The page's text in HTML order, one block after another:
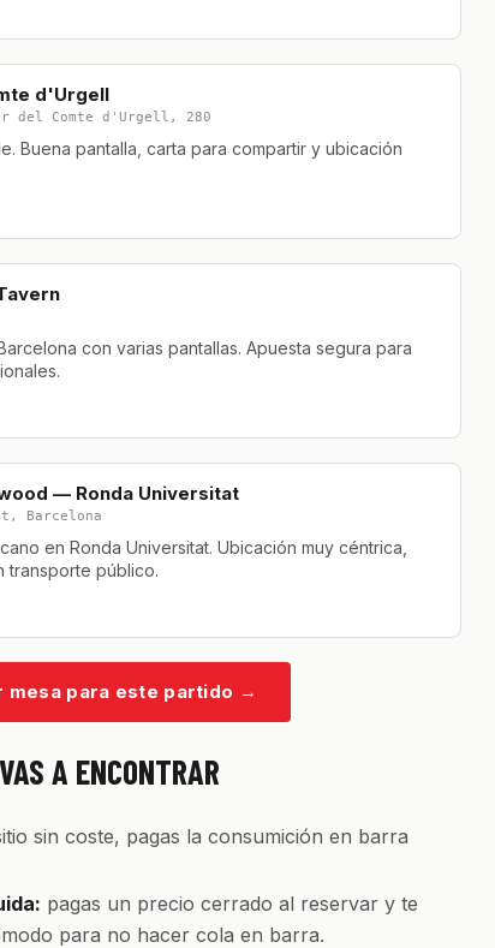
d'Urgell
del Comte d'Urgell, 280
Buena pantalla, carta para compartir y ubicación
con varias pantallas. Apuesta segura para
— Ronda Universitat
Barcelona
en Ronda Universitat. Ubicación muy céntrica,
transporte público.
mesa para este partido →
A ENCONTRAR
sin coste, pagas la consumición en barra
pagas un precio cerrado al reservar y te
para no hacer cola en barra.